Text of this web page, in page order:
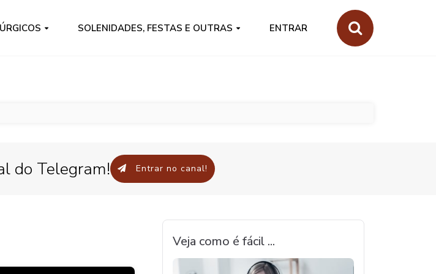
SOLENIDADES, FESTAS E OUTRAS ENTRAR
do Telegram! Entrar no canal!
Veja como é fácil ...